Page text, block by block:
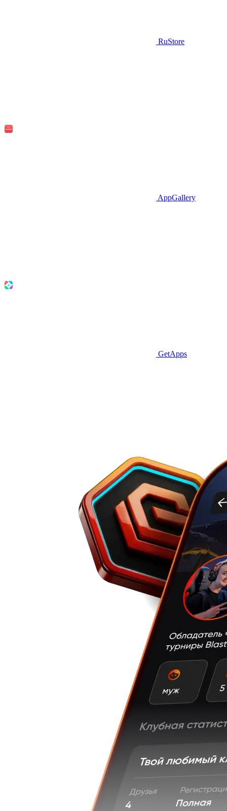
RuStore
AppGallery
GetApps